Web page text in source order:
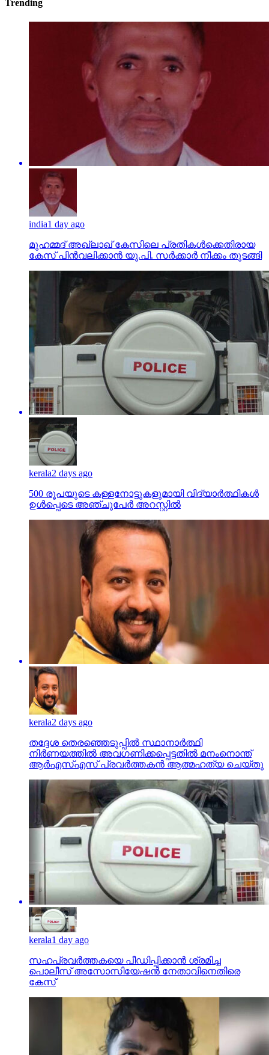
Trending
india1 day ago
മുഹമ്മദ് അഖ്‌ലാഖ് കേസിലെ പ്രതികള്‍ക്കെതിരായ
കേസ് പിന്‍വലിക്കാന്‍ യു.പി. സര്‍ക്കാര്‍ നീക്കം തുടങ്ങി
kerala2 days ago
500 രൂപയുടെ കള്ളനോട്ടുകളുമായി വിദ്യാര്‍ത്ഥികള്‍
ഉള്‍പ്പെടെ അഞ്ചുപേര്‍ അറസ്റ്റില്‍
kerala2 days ago
തദ്ദേശ തെരഞ്ഞെടുപ്പില്‍ സ്ഥാനാര്‍ത്ഥി
നിര്‍ണയത്തില്‍ അവഗണിക്കപ്പെട്ടതില്‍ മനംനൊന്ത്
ആര്‍എസ്എസ് പ്രവര്‍ത്തകന്‍ ആത്മഹത്യ ചെയ്തു
kerala1 day ago
സഹപ്രവര്‍ത്തകയെ പീഡിപ്പിക്കാന്‍ ശ്രമിച്ച
പൊലീസ് അസോസിയേഷന്‍ നേതാവിനെതിരെ
കേസ്